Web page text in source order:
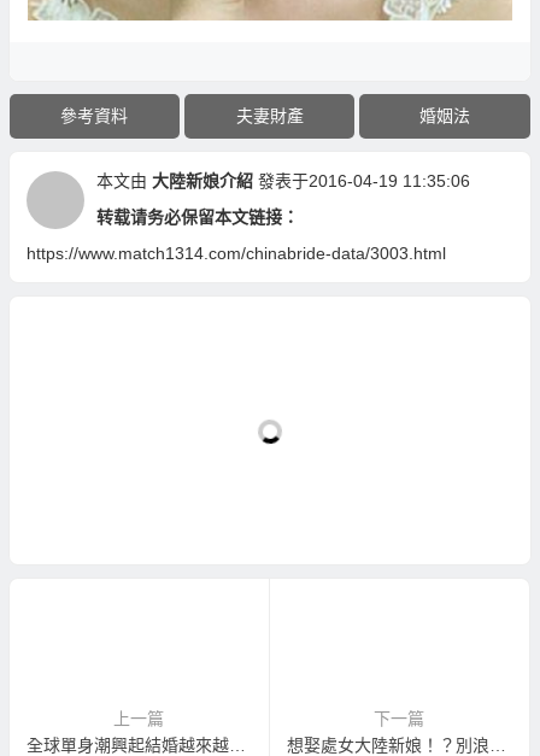
參考資料 夫妻財產 婚姻法
本文由 大陸新娘介紹 發表于2016-04-19 11:35:06
转载请务必保留本文链接：
https://www.match1314.com/chinabride-data/3003.html
上一篇
全球單身潮興起結婚越來越難！
下一篇